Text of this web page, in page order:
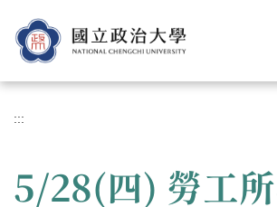
到
主
內
區
:::
5/28(四) 勞工